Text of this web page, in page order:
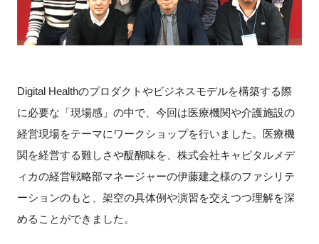
特別会員
FAQ
イベントお知らせメール登録
Digital Healthのプロダクトやビジネスモデルを構築する際
に必要な「現場感」の中で、今回は医療機関や介護施設の
経営現場をテーマにワークショップを行いました。医療機
関を経営する難しさや醍醐味を、株式会社キャピタルメデ
ィカの経営戦略部マネージャーの伊藤建之様のファシリテ
ーションのもと、架空の具体例や演習を交えつつ理解を深
めることができました。